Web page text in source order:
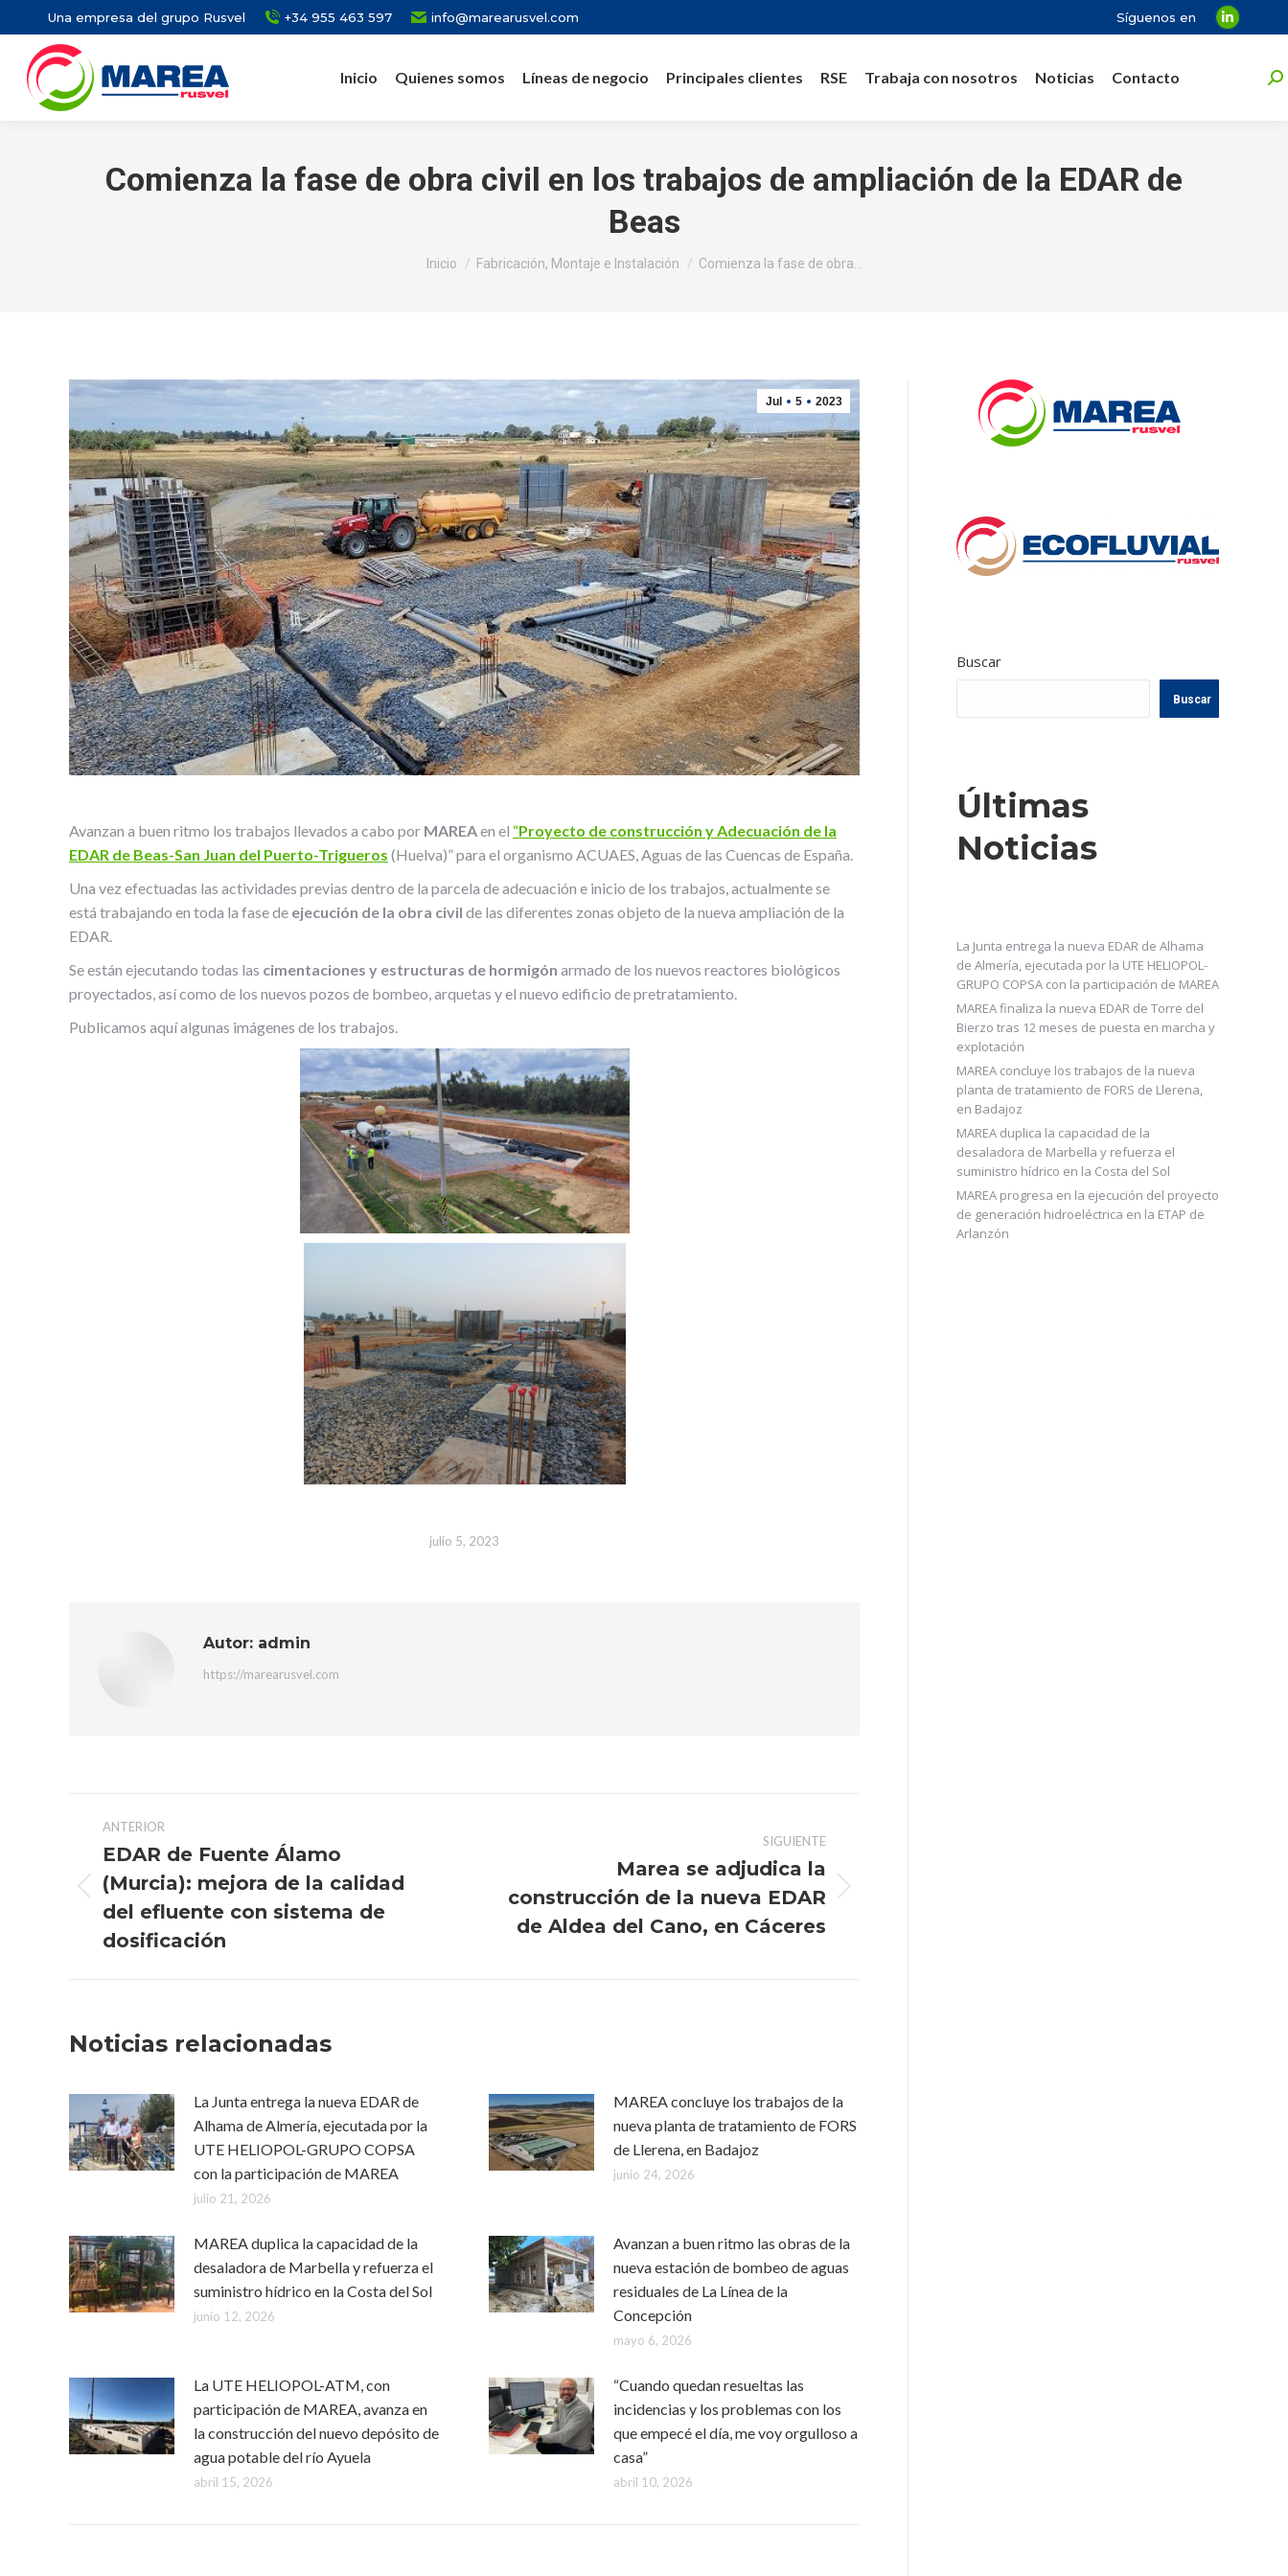
Una empresa del grupo Rusvel +34 955 463 597 info@marearusvel.com Síguenos en
Linkedin
Inicio Quienes somos Líneas de negocio Principales clientes RSE Trabaja con nosotros Noticias Contacto
Comienza la fase de obra civil en los trabajos de ampliación de la EDAR de
Beas
Estás aquí:
Inicio Fabricación, Montaje e Instalación Comienza la fase de obra…
Jul 5 2023
Avanzan a buen ritmo los trabajos llevados a cabo por MAREAen el “Proyecto de construcción y Adecuación de la
EDAR de Beas-San Juan del Puerto-Trigueros (Huelva)” para el organismo ACUAES, Aguas de las Cuencas de España.
Una vez efectuadas las actividades previas dentro de la parcela de adecuación e inicio de los trabajos, actualmente se
está trabajando en toda la fase de ejecución de la obra civil de las diferentes zonas objeto de la nueva ampliación de la
EDAR.
Se están ejecutando todas las cimentaciones y estructuras de hormigón armado de los nuevos reactores biológicos
proyectados, así como de los nuevos pozos de bombeo, arquetas y el nuevo edificio de pretratamiento.
Publicamos aquí algunas imágenes de los trabajos.
julio 5, 2023
Autor: admin
https://marearusvel.com
Navegación
entre
publicaciones
ANTERIOR
Publicación
anterior:
EDAR de Fuente Álamo
(Murcia): mejora de la calidad
del efluente con sistema de
dosificación
SIGUIENTE
Publicación
siguiente:
Marea se adjudica la
construcción de la nueva EDAR
de Aldea del Cano, en Cáceres
Noticias relacionadas
La Junta entrega la nueva EDAR de
Alhama de Almería, ejecutada por la
UTE HELIOPOL-GRUPO COPSA
con la participación de MAREA
julio 21, 2026
MAREA concluye los trabajos de la
nueva planta de tratamiento de FORS
de Llerena, en Badajoz
junio 24, 2026
MAREA duplica la capacidad de la
desaladora de Marbella y refuerza el
suministro hídrico en la Costa del Sol
junio 12, 2026
Avanzan a buen ritmo las obras de la
nueva estación de bombeo de aguas
residuales de La Línea de la
Concepción
mayo 6, 2026
La UTE HELIOPOL-ATM, con
participación de MAREA, avanza en
la construcción del nuevo depósito de
agua potable del río Ayuela
abril 15, 2026
“Cuando quedan resueltas las
incidencias y los problemas con los
que empecé el día, me voy orgulloso a
casa”
abril 10, 2026
Buscar
Buscar
Últimas
Noticias
La Junta entrega la nueva EDAR de Alhama
de Almería, ejecutada por la UTE HELIOPOL-
GRUPO COPSA con la participación de MAREA
MAREA finaliza la nueva EDAR de Torre del
Bierzo tras 12 meses de puesta en marcha y
explotación
MAREA concluye los trabajos de la nueva
planta de tratamiento de FORS de Llerena,
en Badajoz
MAREA duplica la capacidad de la
desaladora de Marbella y refuerza el
suministro hídrico en la Costa del Sol
MAREA progresa en la ejecución del proyecto
de generación hidroeléctrica en la ETAP de
Arlanzón